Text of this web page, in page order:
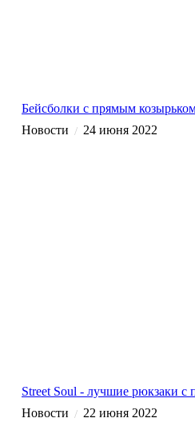
Бейсболки с прямым
Новости / 24 июня 2022
Street Soul - лучшие рюкзаки с
Новости / 22 июня 2022